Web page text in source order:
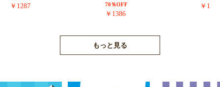
￥1287 70％OFF
￥1386
￥
もっと見る